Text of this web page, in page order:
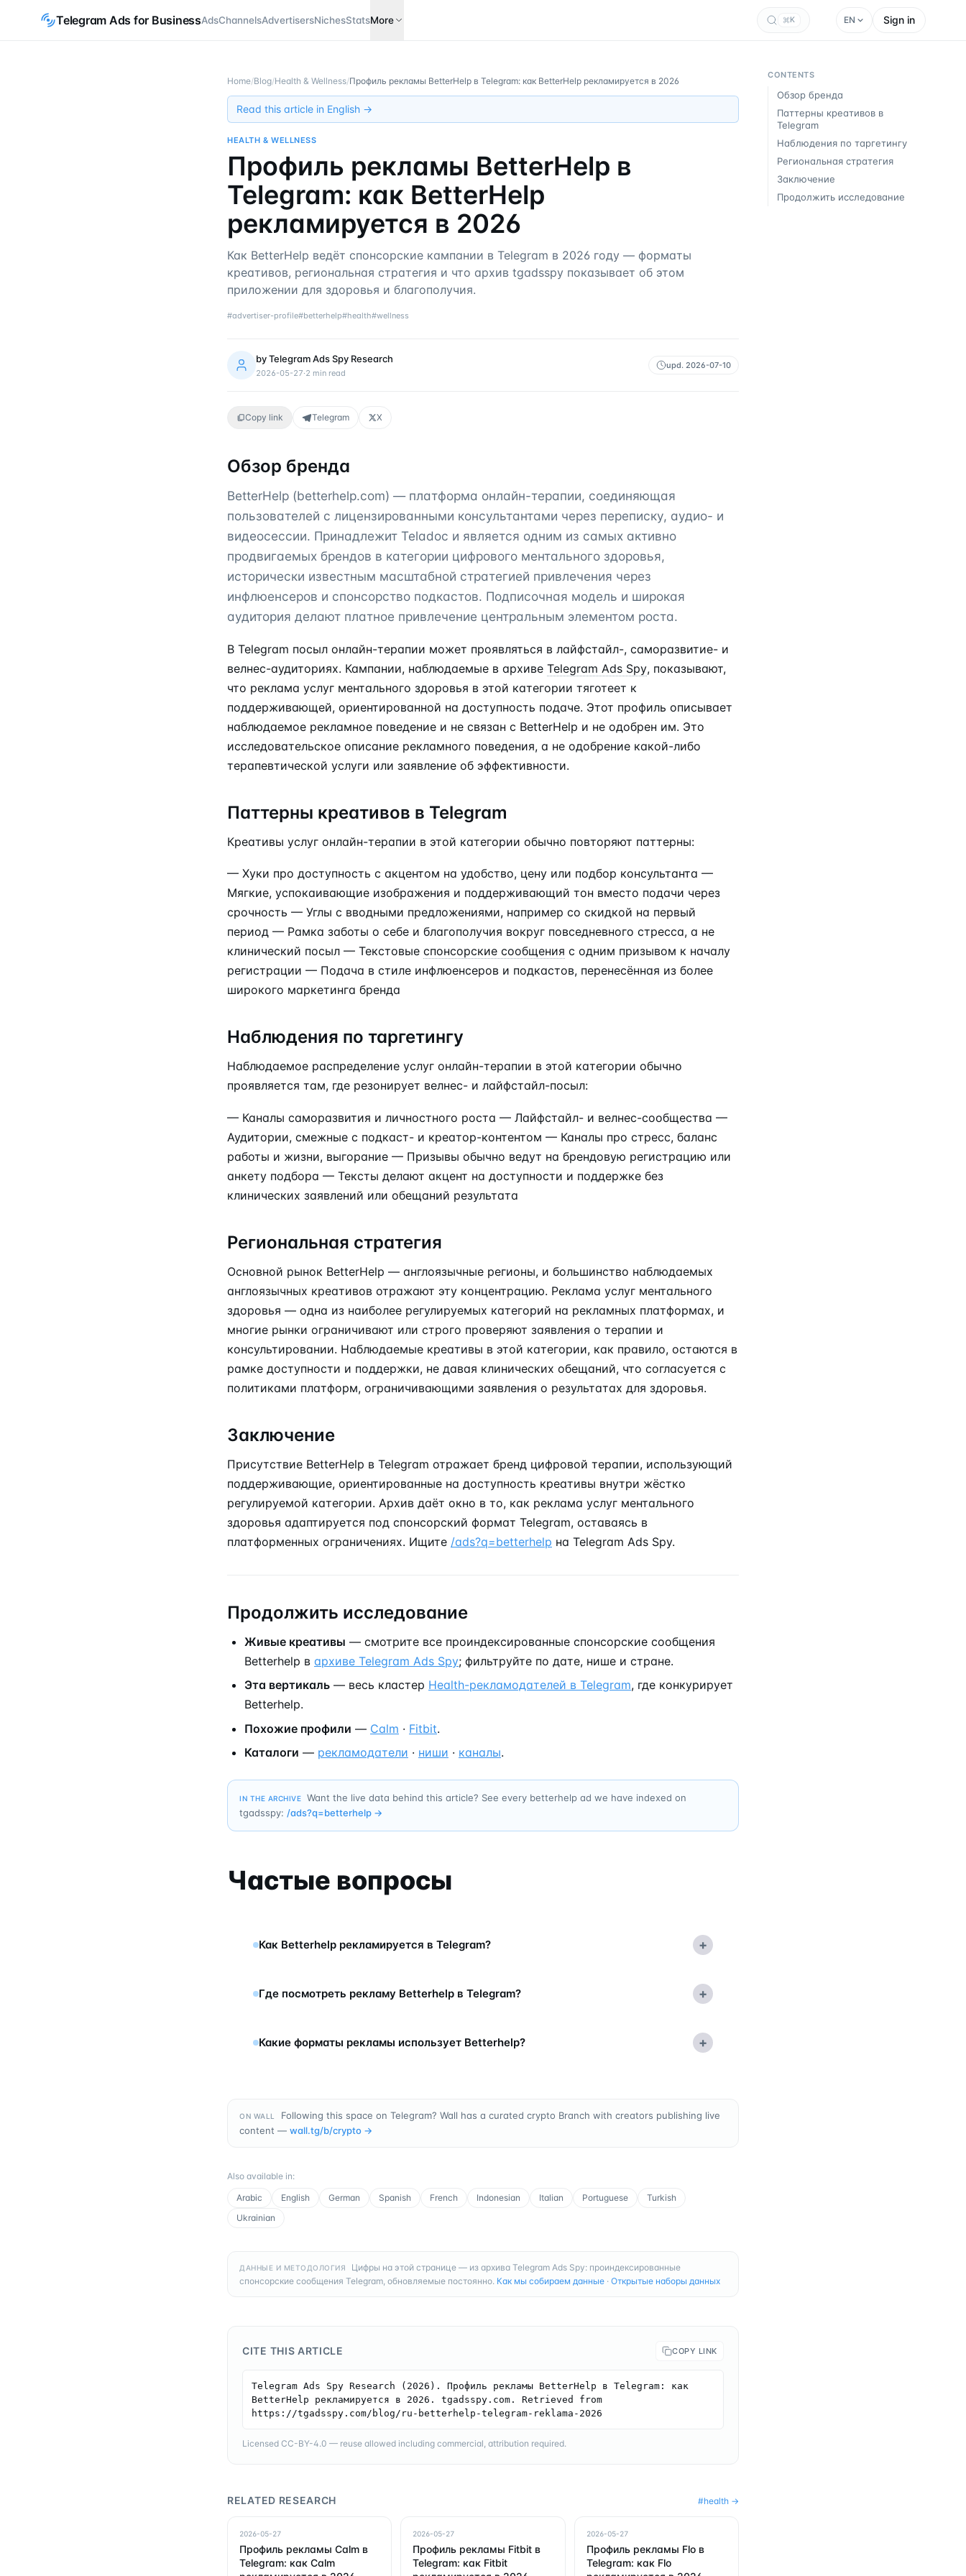
Telegram Ads for BusinessAdsChannelsAdvertisersNichesStatsMore K EN Sign in
Home/Blog/Health & Wellness/Профиль рекламы BetterHelp в Telegram: как BetterHelp рекламируется в 2026
Read this article in English →
HEALTH & WELLNESS
Профиль рекламы BetterHelp в
Telegram: как BetterHelp
рекламируется в 2026
Как BetterHelp ведёт спонсорские кампании в Telegram в 2026 году — форматы
креативов, региональная стратегия и что архив tgadsspy показывает об этом
приложении для здоровья и благополучия.
#advertiser-profile#betterhelp#health#wellness
byTelegram Ads Spy Research
2026-05-27·2 min read
upd. 2026-07-10
Copy link Telegram X
Обзор бренда
BetterHelp (betterhelp.com) — платформа онлайн-терапии, соединяющая
пользователей с лицензированными консультантами через переписку, аудио- и
видеосессии. Принадлежит Teladoc и является одним из самых активно
продвигаемых брендов в категории цифрового ментального здоровья,
исторически известным масштабной стратегией привлечения через
инфлюенсеров и спонсорство подкастов. Подписочная модель и широкая
аудитория делают платное привлечение центральным элементом роста.
В Telegram посыл онлайн-терапии может проявляться в лайфстайл-, саморазвитие- и
велнес-аудиториях. Кампании, наблюдаемые в архиве Telegram Ads Spy, показывают,
что реклама услуг ментального здоровья в этой категории тяготеет к
поддерживающей, ориентированной на доступность подаче. Этот профиль описывает
наблюдаемое рекламное поведение и не связан с BetterHelp и не одобрен им. Это
исследовательское описание рекламного поведения, а не одобрение какой-либо
терапевтической услуги или заявление об эффективности.
Паттерны креативов в Telegram
Креативы услуг онлайн-терапии в этой категории обычно повторяют паттерны:
— Хуки про доступность с акцентом на удобство, цену или подбор консультанта —
Мягкие, успокаивающие изображения и поддерживающий тон вместо подачи через
срочность — Углы с вводными предложениями, например со скидкой на первый
период — Рамка заботы о себе и благополучия вокруг повседневного стресса, а не
клинический посыл — Текстовые спонсорские сообщения с одним призывом к началу
регистрации — Подача в стиле инфлюенсеров и подкастов, перенесённая из более
широкого маркетинга бренда
Наблюдения по таргетингу
Наблюдаемое распределение услуг онлайн-терапии в этой категории обычно
проявляется там, где резонирует велнес- и лайфстайл-посыл:
— Каналы саморазвития и личностного роста — Лайфстайл- и велнес-сообщества —
Аудитории, смежные с подкаст- и креатор-контентом — Каналы про стресс, баланс
работы и жизни, выгорание — Призывы обычно ведут на брендовую регистрацию или
анкету подбора — Тексты делают акцент на доступности и поддержке без
клинических заявлений или обещаний результата
Региональная стратегия
Основной рынок BetterHelp — англоязычные регионы, и большинство наблюдаемых
англоязычных креативов отражают эту концентрацию. Реклама услуг ментального
здоровья — одна из наиболее регулируемых категорий на рекламных платформах, и
многие рынки ограничивают или строго проверяют заявления о терапии и
консультировании. Наблюдаемые креативы в этой категории, как правило, остаются в
рамке доступности и поддержки, не давая клинических обещаний, что согласуется с
политиками платформ, ограничивающими заявления о результатах для здоровья.
Заключение
Присутствие BetterHelp в Telegram отражает бренд цифровой терапии, использующий
поддерживающие, ориентированные на доступность креативы внутри жёстко
регулируемой категории. Архив даёт окно в то, как реклама услуг ментального
здоровья адаптируется под спонсорский формат Telegram, оставаясь в
платформенных ограничениях. Ищите /ads?q=betterhelp на Telegram Ads Spy.
Продолжить исследование
Живые креативы — смотрите все проиндексированные спонсорские сообщения
Betterhelp в архиве Telegram Ads Spy; фильтруйте по дате, нише и стране.
Эта вертикаль — весь кластер Health-рекламодателей в Telegram, где конкурирует
Betterhelp.
Похожие профили — Calm · Fitbit.
Каталоги — рекламодатели · ниши · каналы.
IN THE ARCHIVE
Want the live data behind this article? See every betterhelp ad we have indexed on
tgadsspy: /ads?q=betterhelp →
Частые вопросы
Как Betterhelp рекламируется в Telegram? +
Где посмотреть рекламу Betterhelp в Telegram? +
Какие форматы рекламы использует Betterhelp? +
ON WALL
Following this space on Telegram? Wall has a curated crypto Branch with creators publishing live
content — wall.tg/b/crypto →
Also available in:
Arabic
English German Spanish French Indonesian Italian Portuguese
Turkish
Ukrainian
ДАННЫЕ И МЕТОДОЛОГИЯ
Цифры на этой странице — из архива Telegram Ads Spy: проиндексированные
спонсорские сообщения Telegram, обновляемые постоянно. Как мы собираем данные · Открытые наборы данных
CITE THIS ARTICLE COPY LINK
Telegram Ads Spy Research (2026). Профиль рекламы BetterHelp в Telegram: как
BetterHelp рекламируется в 2026. tgadsspy.com. Retrieved from
https://tgadsspy.com/blog/ru-betterhelp-telegram-reklama-2026
Licensed CC-BY-4.0 — reuse allowed including commercial, attribution required.
RELATED RESEARCH #health →
2026-05-27
Профиль рекламы Calm в
Telegram: как Calm
2026-05-27
Профиль рекламы Fitbit в
Telegram: как Fitbit
2026-05-27
Профиль рекламы Flo в
Telegram: как Flo
CONTENTS
Обзор бренда
Паттерны креативов в
Telegram
Наблюдения по таргетингу
Региональная стратегия
Заключение
Продолжить исследование